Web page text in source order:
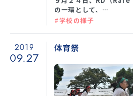
の一環として、…
#学校の様子
2019
09.27
体育祭